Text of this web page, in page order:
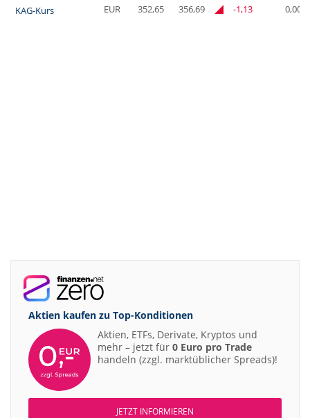
KAG-Kurs
EUR 352,65 356,69 -1,13 0,00 -
Aktien kaufen zu Top-Konditionen
Aktien, ETFs, Derivate, Kryptos und
mehr – jetzt für 0 Euro pro Trade
handeln (zzgl. marktüblicher Spreads)!
JETZT INFORMIEREN